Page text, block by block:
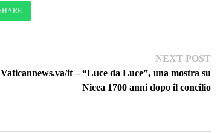
NEXT POSTNext
Vaticannews.va/it – “Luce da Luce”, una mostra su
Nicea 1700 anni dopo il concilio